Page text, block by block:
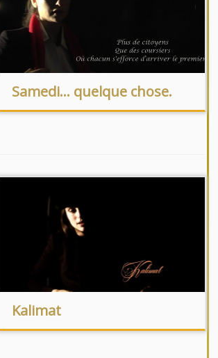
Samedi… quelque chose.
Kalimat